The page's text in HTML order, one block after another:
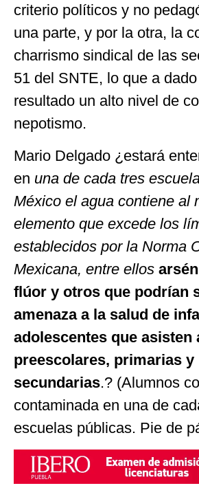
criterio políticos y no
una parte, y por la otra, la
charrismo sindical de las
51 del SNTE, lo que a
resultado un alto nivel de
nepotismo.
Mario Delgado ¿estará
en una de cada tres
México el agua contiene al
elemento que excede los
establecidos por la Norma
Mexicana, entre ellos
flúor y otros que podrían
amenaza a la salud de
adolescentes que asisten
preescolares, primarias y
secundarias.? (Alumnos
contaminada en una de
escuelas públicas. Pie de